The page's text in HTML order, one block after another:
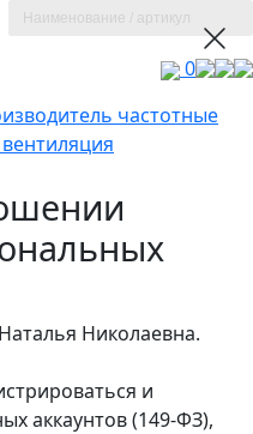
0
частотные
Николаевна.
и
аккаунтов (149-ФЗ),